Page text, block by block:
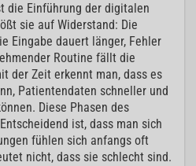
die Einführung der digitalen
sie auf Widerstand: Die
Eingabe dauert länger, Fehler
Routine fällt die
der Zeit erkennt man, dass es
Patientendaten schneller und
Diese Phasen des
ist, dass man sich
fühlen sich anfangs oft
nicht, dass sie schlecht sind.